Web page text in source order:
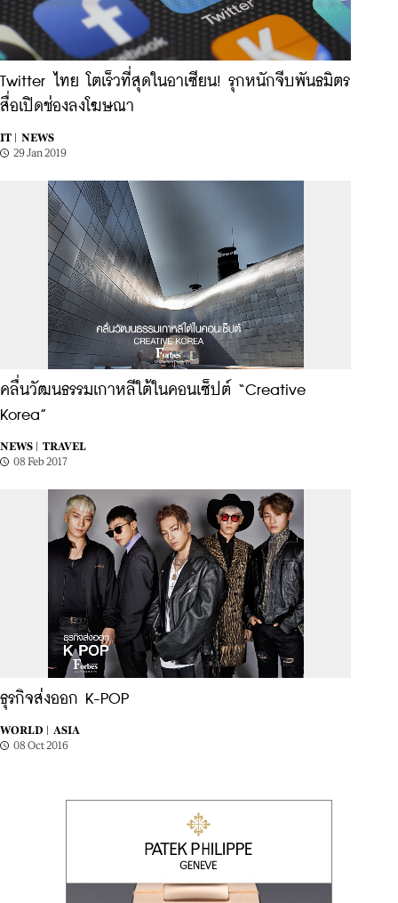
Twitter ไทย โตเร็วที่สุดในอาเซียน! รุกหนักจีบพันธมิตร
สื่อเปิดช่องลงโฆษณา
IT |
NEWS
29 Jan 2019
คลื่นวัฒนธรรมเกาหลีใต้ในคอนเซ็ปต์ “Creative
Korea”
NEWS |
TRAVEL
08 Feb 2017
ธุรกิจส่งออก K-POP
WORLD |
ASIA
08 Oct 2016